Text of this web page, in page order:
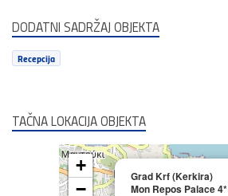
DODATNI SADRŽAJ OBJEKTA
Recepcija
TAČNA LOKACIJA OBJEKTA
Grad Krf (Kerkira)
Mon Repos Palace 4*
+
−